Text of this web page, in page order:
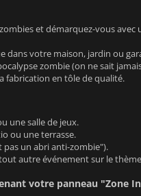
et démarquez-vous
dans votre maison, jardin ou
zombie (on ne sait
fabrication en tôle de qualité.
une salle de jeux.
ou une terrasse.
pas un abri anti-zombie").
autre événement sur le
votre panneau "Zone